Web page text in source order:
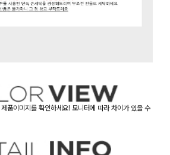
품이미지를 확인하세요! 모니터에 따라 차이가 있을 수